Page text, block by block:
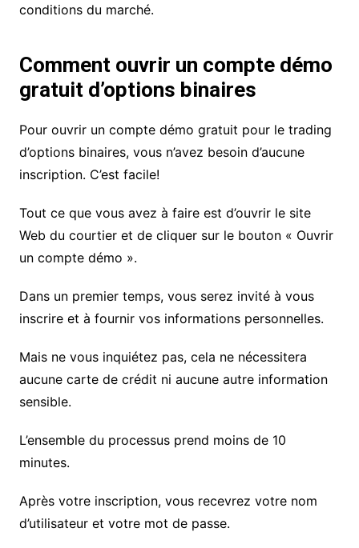
conditions du marché.
Comment ouvrir un compte démo
gratuit d’options binaires
Pour ouvrir un compte démo gratuit pour le trading
d’options binaires, vous n’avez besoin d’aucune
inscription. C’est facile!
Tout ce que vous avez à faire est d’ouvrir le site
Web du courtier et de cliquer sur le bouton « Ouvrir
un compte démo ».
Dans un premier temps, vous serez invité à vous
inscrire et à fournir vos informations personnelles.
Mais ne vous inquiétez pas, cela ne nécessitera
aucune carte de crédit ni aucune autre information
sensible.
L’ensemble du processus prend moins de 10
minutes.
Après votre inscription, vous recevrez votre nom
d’utilisateur et votre mot de passe.